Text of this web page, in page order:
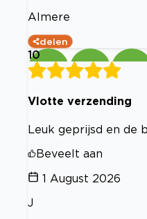
Almere
delen
10
Vlotte verzending
Leuk geprijsd en de
Beveelt aan
1 August 2026
J